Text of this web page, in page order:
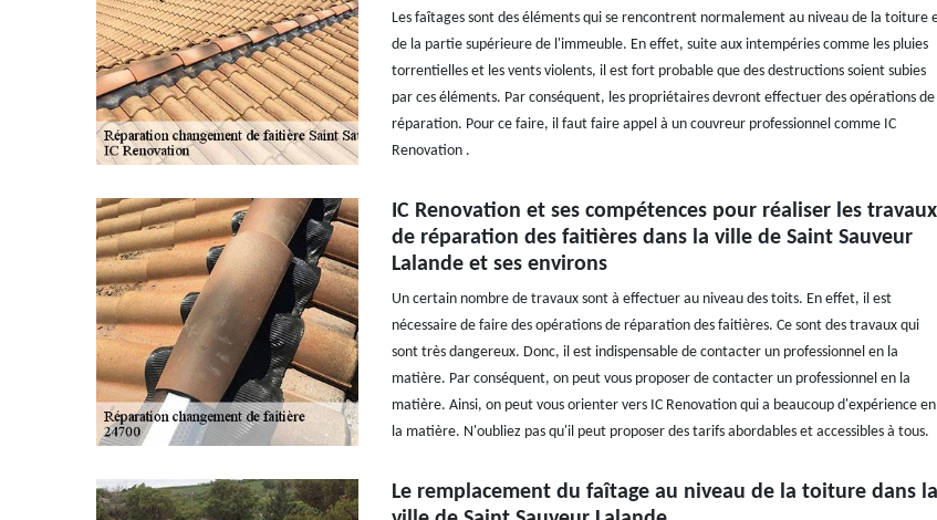
Les faîtages sont des éléments qui se rencontrent normalement au niveau de la toiture
de la partie supérieure de l'immeuble. En effet, suite aux intempéries comme les pluies
torrentielles et les vents violents, il est fort probable que des destructions soient subies
par ces éléments. Par conséquent, les propriétaires devront effectuer des opérations de
réparation. Pour ce faire, il faut faire appel à un couvreur professionnel comme IC
Renovation .
IC Renovation et ses compétences pour réaliser les travaux
de réparation des faitières dans la ville de Saint Sauveur
Lalande et ses environs
Un certain nombre de travaux sont à effectuer au niveau des toits. En effet, il est
nécessaire de faire des opérations de réparation des faitières. Ce sont des travaux qui
sont très dangereux. Donc, il est indispensable de contacter un professionnel en la
matière. Par conséquent, on peut vous proposer de contacter un professionnel en la
matière. Ainsi, on peut vous orienter vers IC Renovation qui a beaucoup d'expérience en
la matière. N'oubliez pas qu'il peut proposer des tarifs abordables et accessibles à tous.
Le remplacement du faîtage au niveau de la toiture dans la